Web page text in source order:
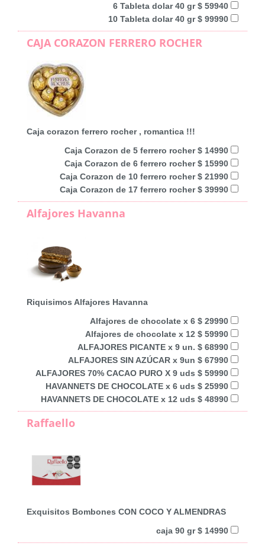
6 Tableta dolar 40 gr $ 59940
10 Tableta dolar 40 gr $ 99990
CAJA CORAZON FERRERO ROCHER
Caja corazon ferrero rocher , romantica !!!
Caja Corazon de 5 ferrero rocher $ 14990
Caja Corazon de 6 ferrero rocher $ 15990
Caja Corazon de 10 ferrero rocher $ 21990
Caja Corazon de 17 ferrero rocher $ 39990
Alfajores Havanna
Riquisimos Alfajores Havanna
Alfajores de chocolate x 6 $ 29990
Alfajores de chocolate x 12 $ 59990
ALFAJORES PICANTE x 9 un. $ 68990
ALFAJORES SIN AZÚCAR x 9un $ 67990
ALFAJORES 70% CACAO PURO X 9 uds $ 59990
HAVANNETS DE CHOCOLATE x 6 uds $ 25990
HAVANNETS DE CHOCOLATE x 12 uds $ 48990
Raffaello
Exquisitos Bombones CON COCO Y ALMENDRAS
caja 90 gr $ 14990